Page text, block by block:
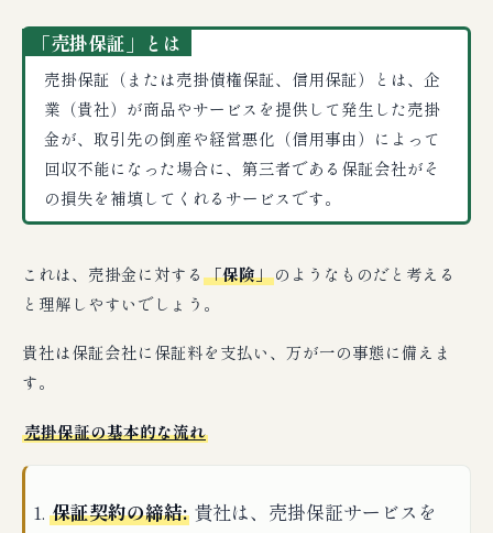
「売掛保証」とは
売掛保証（または売掛債権保証、信用保証）とは、企
業（貴社）が商品やサービスを提供して発生した売掛
金が、取引先の倒産や経営悪化（信用事由）によって
回収不能になった場合に、第三者である保証会社がそ
の損失を補填してくれるサービスです。
これは、売掛金に対する 「保険」のようなものだと考える
と理解しやすいでしょう。
貴社は保証会社に保証料を支払い、万が一の事態に備えま
す。
売掛保証の基本的な流れ
保証契約の締結: 貴社は、売掛保証サービスを